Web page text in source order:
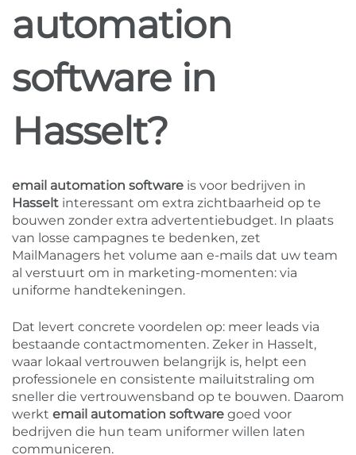
automation
software in
Hasselt?
email automation software is voor bedrijven in
Hasselt interessant om extra zichtbaarheid op te
bouwen zonder extra advertentiebudget. In plaats
van losse campagnes te bedenken, zet
MailManagers het volume aan e-mails dat uw team
al verstuurt om in marketing-momenten: via
uniforme handtekeningen.
Dat levert concrete voordelen op: meer leads via
bestaande contactmomenten. Zeker in Hasselt,
waar lokaal vertrouwen belangrijk is, helpt een
professionele en consistente mailuitstraling om
sneller die vertrouwensband op te bouwen. Daarom
werkt email automation software goed voor
bedrijven die hun team uniformer willen laten
communiceren.